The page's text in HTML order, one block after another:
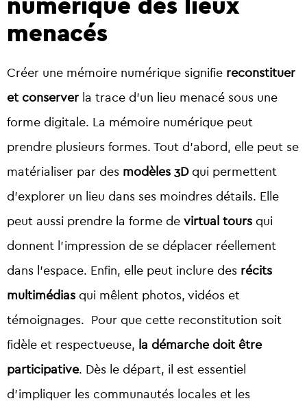
numérique des lieux
menacés
Créer une mémoire numérique signifie reconstituer
et conserver la trace d’un lieu menacé sous une
forme digitale. La mémoire numérique peut
prendre plusieurs formes. Tout d’abord, elle peut se
matérialiser par des modèles 3D qui permettent
d’explorer un lieu dans ses moindres détails. Elle
peut aussi prendre la forme de virtual tours qui
donnent l’impression de se déplacer réellement
dans l’espace. Enfin, elle peut inclure des récits
multimédias qui mêlent photos, vidéos et
témoignages. Pour que cette reconstitution soit
fidèle et respectueuse, la démarche doit être
participative. Dès le départ, il est essentiel
d’impliquer les communautés locales et les